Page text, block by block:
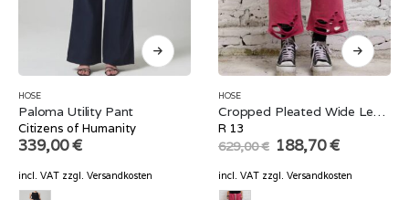
HOSE
Paloma Utility Pant
Citizens of Humanity
339,00€
incl. VAT zzgl. Versandkosten
HOSE
Cropped Pleated Wide Leg Sweatpant
R 13
629,00€ Original
price
was:
629,00 €.
188,70€Current
is:
incl. VAT zzgl. Versandkosten